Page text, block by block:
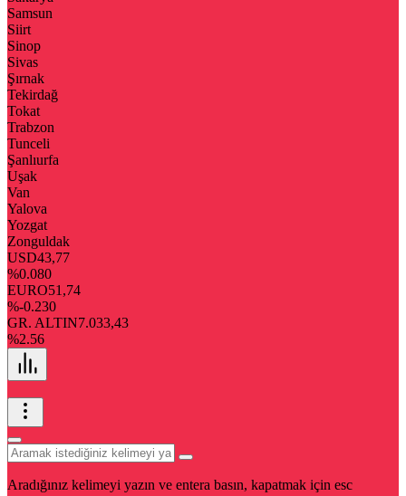
Samsun
Siirt
Sinop
Sivas
Şırnak
Tekirdağ
Tokat
Trabzon
Tunceli
Şanlıurfa
Uşak
Van
Yalova
Yozgat
Zonguldak
USD43,77
%0.080
EURO51,74
%-0.230
GR. ALTIN7.033,43
%2.56
Aradığınız kelimeyi yazın ve entera basın, kapatmak için esc